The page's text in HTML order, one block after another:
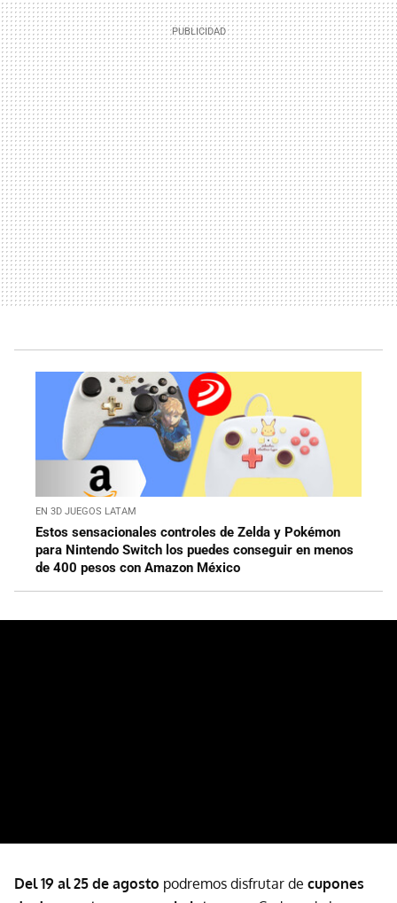
EN 3D JUEGOS LATAM
Estos sensacionales controles de Zelda y Pokémon
para Nintendo Switch los puedes conseguir en menos
de 400 pesos con Amazon México
Del 19 al 25 de agosto podremos disfrutar de cupones